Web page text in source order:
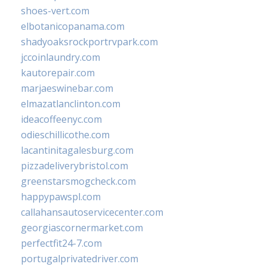
shoes-vert.com
elbotanicopanama.com
shadyoaksrockportrvpark.com
jccoinlaundry.com
kautorepair.com
marjaeswinebar.com
elmazatlanclinton.com
ideacoffeenyc.com
odieschillicothe.com
lacantinitagalesburg.com
pizzadeliverybristol.com
greenstarsmogcheck.com
happypawspl.com
callahansautoservicecenter.com
georgiascornermarket.com
perfectfit24-7.com
portugalprivatedriver.com